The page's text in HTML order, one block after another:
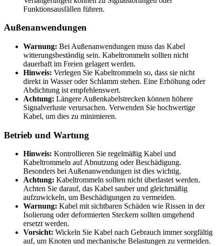
Funktionsausfällen führen.
Außenanwendungen
Warnung: Bei Außenanwendungen muss das Kabel
witterungsbeständig sein. Kabeltrommeln sollten nicht
dauerhaft im Freien gelagert werden.
Hinweis: Verlegen Sie Kabeltrommeln so, dass sie nicht
direkt in Wasser oder Schlamm stehen. Eine Erhöhung oder
Abdichtung ist empfehlenswert.
Achtung: Längere Außenkabelstrecken können höhere
Signalverluste verursachen. Verwenden Sie hochwertige
Kabel, um dies zu minimieren.
Betrieb und Wartung
Hinweis: Kontrollieren Sie regelmäßig Kabel und
Kabeltrommeln auf Abnutzung oder Beschädigung.
Besonders bei Außenanwendungen ist dies wichtig.
Achtung: Kabeltrommeln sollten nicht überlastet werden.
Achten Sie darauf, das Kabel sauber und gleichmäßig
aufzuwickeln, um Beschädigungen zu vermeiden.
Warnung: Kabel mit sichtbaren Schäden wie Rissen in der
Isolierung oder deformierten Steckern sollten umgehend
ersetzt werden.
Vorsicht: Wickeln Sie Kabel nach Gebrauch immer sorgfältig
auf, um Knoten und mechanische Belastungen zu vermeiden.